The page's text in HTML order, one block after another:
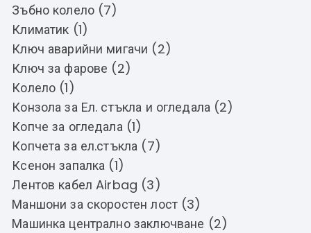
Зъбно колело (7)
Климатик (1)
Ключ аварийни мигачи (2)
Ключ за фарове (2)
Колело (1)
Конзола за Ел. стъкла и огледала (2)
Копче за огледала (1)
Копчета за ел.стъкла (7)
Ксенон запалка (1)
Лентов кабел Airbag (3)
Маншони за скоростен лост (3)
Машинка централно заключване (2)